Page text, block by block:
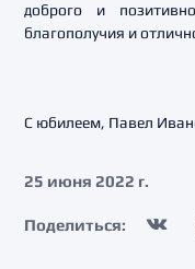
доброго и
благополучия и
С юбилеем, Павел
25 июня 2022 г.
Поделиться: